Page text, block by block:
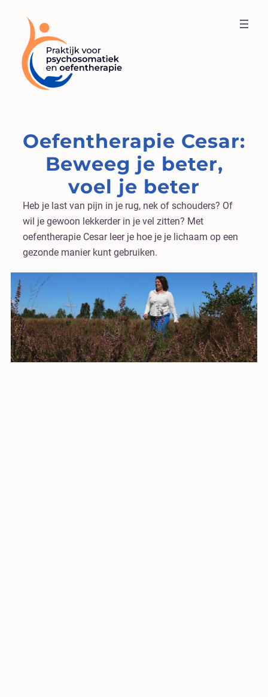
Oefentherapie Cesar:
Beweeg je beter,
voel je beter
Heb je last van pijn in je rug, nek of schouders? Of
wil je gewoon lekkerder in je vel zitten? Met
oefentherapie Cesar leer je hoe je je lichaam op een
gezonde manier kunt gebruiken.